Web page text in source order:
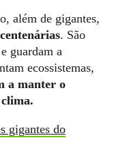
além de gigantes,
centenárias. São
guardam a
ecossistemas,
a manter o
gigantes do